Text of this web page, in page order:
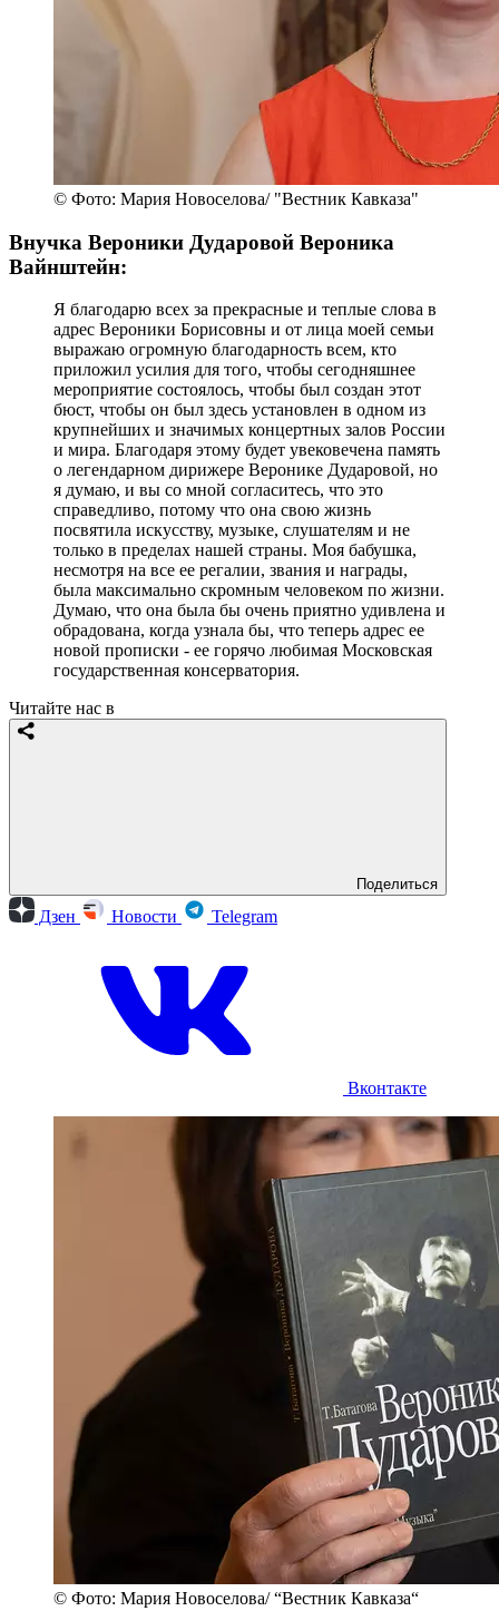
© Фото: Мария Новоселова/ "Вестник Кавказа"
Внучка Вероники Дударовой Вероника
Вайнштейн:
Я благодарю всех за прекрасные и теплые слова в
адрес Вероники Борисовны и от лица моей семьи
выражаю огромную благодарность всем, кто
приложил усилия для того, чтобы сегодняшнее
мероприятие состоялось, чтобы был создан этот
бюст, чтобы он был здесь установлен в одном из
крупнейших и значимых концертных залов России
и мира. Благодаря этому будет увековечена память
о легендарном дирижере Веронике Дударовой, но
я думаю, и вы со мной согласитесь, что это
справедливо, потому что она свою жизнь
посвятила искусству, музыке, слушателям и не
только в пределах нашей страны. Моя бабушка,
несмотря на все ее регалии, звания и награды,
была максимально скромным человеком по жизни.
Думаю, что она была бы очень приятно удивлена и
обрадована, когда узнала бы, что теперь адрес ее
новой прописки - ее горячо любимая Московская
государственная консерватория.
Читайте нас в
Поделиться
Дзен Новости Telegram
Вконтакте
© Фото: Мария Новоселова/ “Вестник Кавказа“